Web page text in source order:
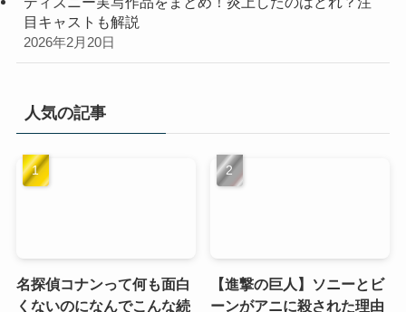
目キャストも解説
2026年2月20日
人気の記事
名探偵コナンって何も面白
くないのになんでこんな続
【進撃の巨人】ソニーとビ
ーンがアニに殺された理由